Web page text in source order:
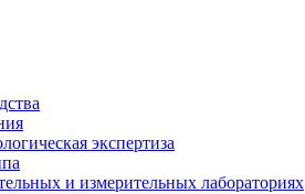
экспертиза
и измерительных лабораториях